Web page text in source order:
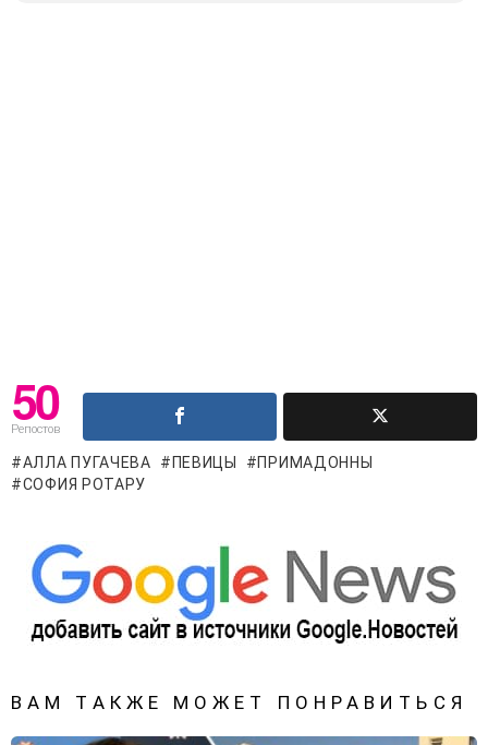
50
Репостов
АЛЛА ПУГАЧЕВА ПЕВИЦЫ
ПРИМАДОННЫ
СОФИЯ РОТАРУ
ВАМ ТАКЖЕ МОЖЕТ ПОНРАВИТЬСЯ